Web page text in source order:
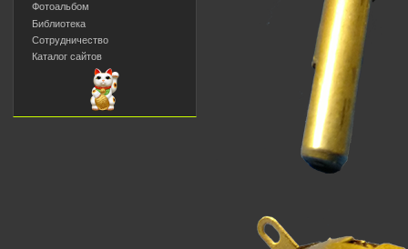
Фотоальбом
Библиотека
Сотрудничество
Каталог сайтов